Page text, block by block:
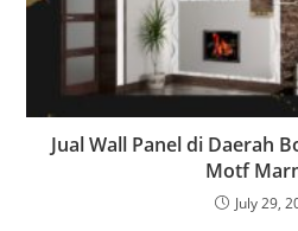
Jual Wall Panel di Daerah
Motf
July 29,